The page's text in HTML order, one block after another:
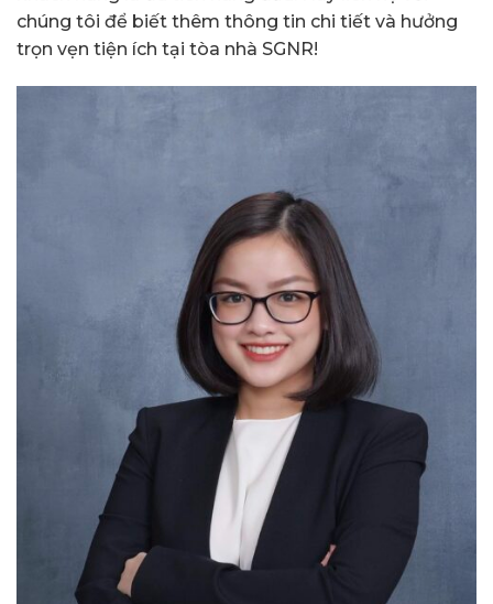
chúng tôi để biết thêm thông tin chi tiết và hưởng
trọn vẹn tiện ích tại tòa nhà SGNR!